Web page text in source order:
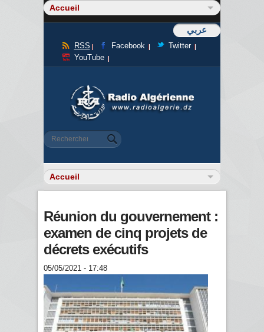
عربي
RSS Facebook
Twitter
YouTube
Formulaire de recherche
Rechercher
Réunion du gouvernement :
examen de cinq projets de
décrets exécutifs
05/05/2021 - 17:48